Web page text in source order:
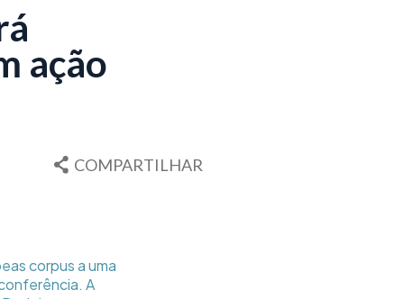
ação
COMPARTILHAR
corpus a uma
A